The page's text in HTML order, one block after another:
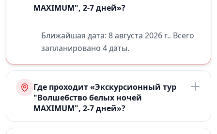
MAXIMUM", 2-7 дней»?
Ближайшая дата: 8 августа 2026 г.. Всего
запланировано 4 даты.
Где проходит «Экскурсионный тур
"Волшебство белых ночей
MAXIMUM", 2-7 дней»?